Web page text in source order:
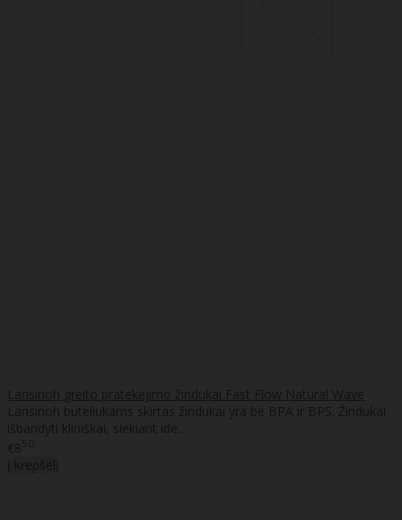
Lansinoh greito pratekėjimo žindukai Fast Flow Natural Wave
Lansinoh buteliukams skirtas žindukai yra be BPA ir BPS. Žindukai
išbandyti kliniškai, siekiant ide..
€850